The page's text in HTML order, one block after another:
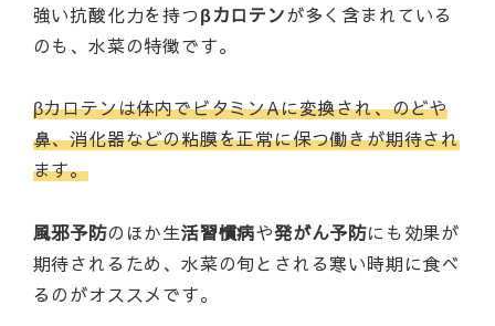
強い抗酸化力を持つβカロテンが多く含まれている
のも、水菜の特徴です。
βカロテンは体内でビタミンAに変換され、のどや
鼻、消化器などの粘膜を正常に保つ働きが期待され
ます。
風邪予防のほか生活習慣病や発がん予防にも効果が
期待されるため、水菜の旬とされる寒い時期に食べ
るのがオススメです。